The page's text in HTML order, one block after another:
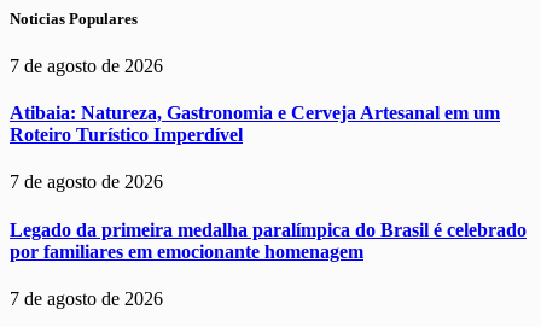
Noticias Populares
7 de agosto de 2026
Atibaia: Natureza, Gastronomia e Cerveja Artesanal em um
Roteiro Turístico Imperdível
7 de agosto de 2026
Legado da primeira medalha paralímpica do Brasil é celebrado
por familiares em emocionante homenagem
7 de agosto de 2026